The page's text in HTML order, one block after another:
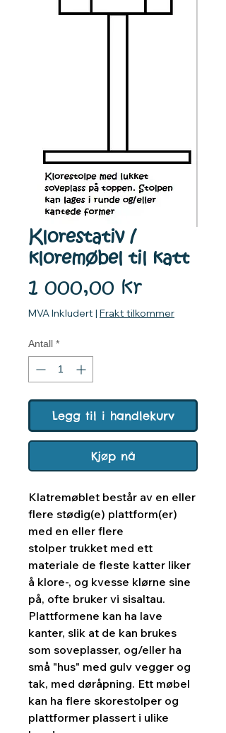
Klorestativ /
kloremøbel til katt
1 000,00 krPris
MVA Inkludert | Frakt tilkommer
Antall *
Legg til i handlekurv
Kjøp nå
Klatremøblet består av en eller
flere stødig(e) plattform(er)
med en eller flere
stolper trukket med ett
materiale de fleste katter liker
å klore-, og kvesse klørne sine
på, ofte bruker vi sisaltau.
Plattformene kan ha lave
kanter, slik at de kan brukes
som soveplasser, og/eller ha
små "hus" med gulv vegger og
tak, med døråpning. Ett møbel
kan ha flere skorestolper og
plattformer plassert i ulike